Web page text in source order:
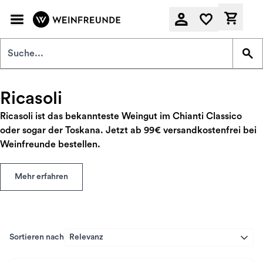
Ricasoli
Ricasoli ist das bekannteste Weingut im Chianti Classico
oder sogar der Toskana. Jetzt ab 99€ versandkostenfrei bei
Weinfreunde bestellen.
Mehr erfahren
Sortieren nach Relevanz